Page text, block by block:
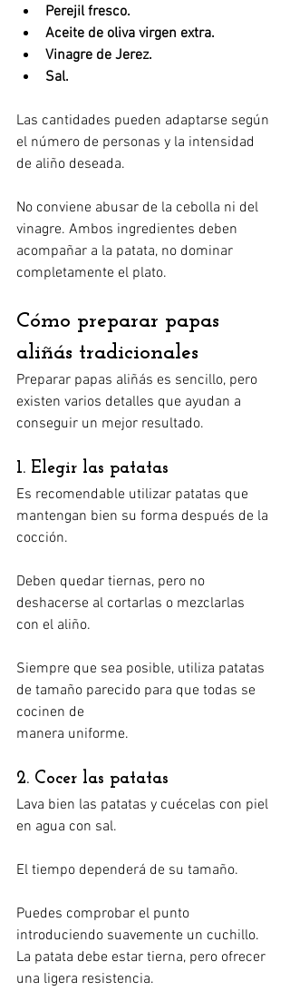
Perejil fresco.
Aceite de oliva virgen extra.
Vinagre de Jerez.
Sal.
Las cantidades pueden adaptarse según
el número de personas y la intensidad
de aliño deseada.
No conviene abusar de la cebolla ni del
vinagre. Ambos ingredientes deben
acompañar a la patata, no dominar
completamente el plato.
Cómo preparar papas
aliñás tradicionales
Preparar papas aliñás es sencillo, pero
existen varios detalles que ayudan a
conseguir un mejor resultado.
1. Elegir las patatas
Es recomendable utilizar patatas que
mantengan bien su forma después de la
cocción.
Deben quedar tiernas, pero no
deshacerse al cortarlas o mezclarlas
con el aliño.
Siempre que sea posible, utiliza patatas
de tamaño parecido para que todas se
cocinen de
manera uniforme.
2. Cocer las patatas
Lava bien las patatas y cuécelas con piel
en agua con sal.
El tiempo dependerá de su tamaño.
Puedes comprobar el punto
introduciendo suavemente un cuchillo.
La patata debe estar tierna, pero ofrecer
una ligera resistencia.